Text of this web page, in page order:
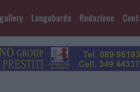
Longobarda Redazione